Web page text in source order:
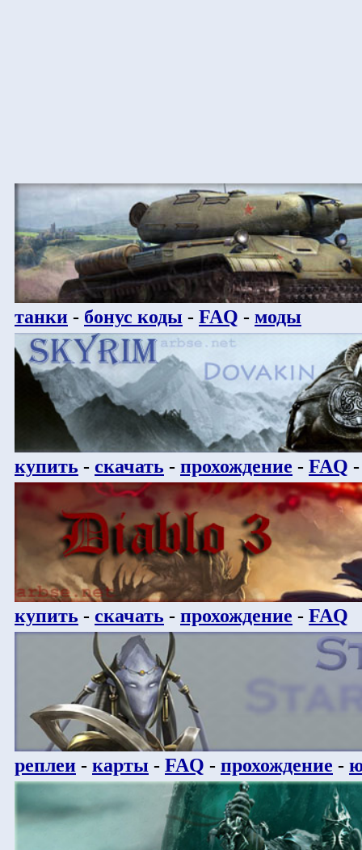
танки - бонус коды - FAQ - моды
купить - скачать - прохождение - FAQ
купить - скачать - прохождение - FAQ
реплеи - карты - FAQ - прохождение -